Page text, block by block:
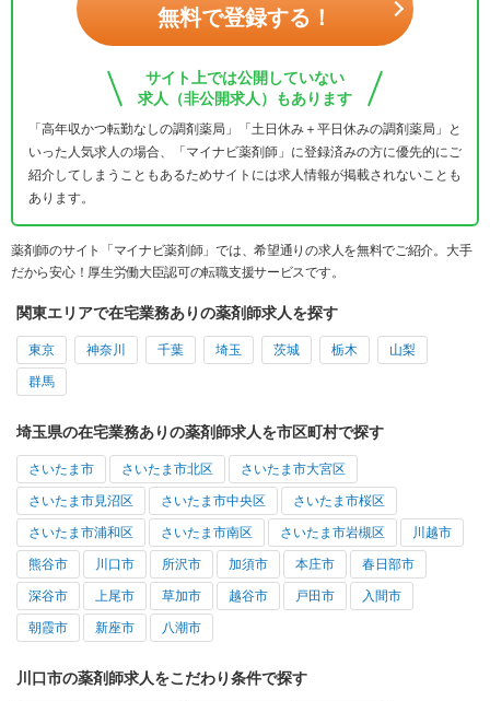
無料で登録する！
サイト上では公開していない
求人（非公開求人）もあります
「高年収かつ転勤なしの調剤薬局」「土日休み＋平日休みの調剤薬局」と
いった人気求人の場合、「マイナビ薬剤師」に登録済みの方に優先的にご
紹介してしまうこともあるためサイトには求人情報が掲載されないことも
あります。
薬剤師のサイト「マイナビ薬剤師」では、希望通りの求人を無料でご紹介。大手
だから安心！厚生労働大臣認可の転職支援サービスです。
関東エリアで在宅業務ありの薬剤師求人を探す
東京 神奈川 千葉 埼玉 茨城 栃木 山梨
群馬
埼玉県の在宅業務ありの薬剤師求人を市区町村で探す
さいたま市 さいたま市北区 さいたま市大宮区
さいたま市見沼区 さいたま市中央区 さいたま市桜区
さいたま市浦和区 さいたま市南区 さいたま市岩槻区 川越市
熊谷市 川口市 所沢市 加須市 本庄市 春日部市
深谷市 上尾市 草加市 越谷市 戸田市 入間市
朝霞市 新座市 八潮市
川口市の薬剤師求人をこだわり条件で探す